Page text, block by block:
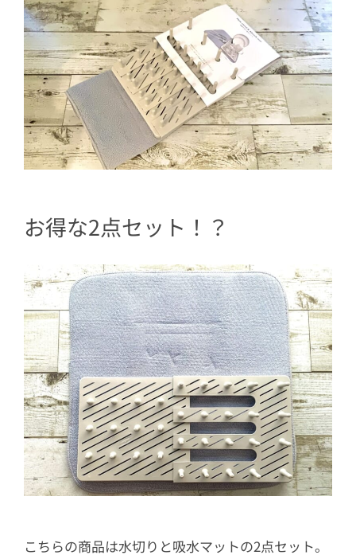
お得な2点セット！？
こちらの商品は水切りと吸水マットの2点セット。